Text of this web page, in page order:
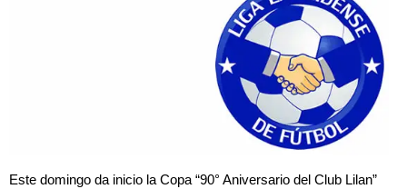
Este domingo da inicio la Copa “90° Aniversario del Club Lilan”